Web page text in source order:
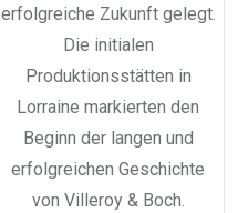
erfolgreiche Zukunft gelegt.
Die initialen
Produktionsstätten in
Lorraine markierten den
Beginn der langen und
erfolgreichen Geschichte
von Villeroy & Boch.